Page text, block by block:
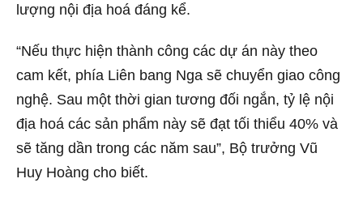
lượng nội địa hoá đáng kể.
“Nếu thực hiện thành công các dự án này theo
cam kết, phía Liên bang Nga sẽ chuyển giao công
nghệ. Sau một thời gian tương đối ngắn, tỷ lệ nội
địa hoá các sản phẩm này sẽ đạt tối thiểu 40% và
sẽ tăng dần trong các năm sau”, Bộ trưởng Vũ
Huy Hoàng cho biết.